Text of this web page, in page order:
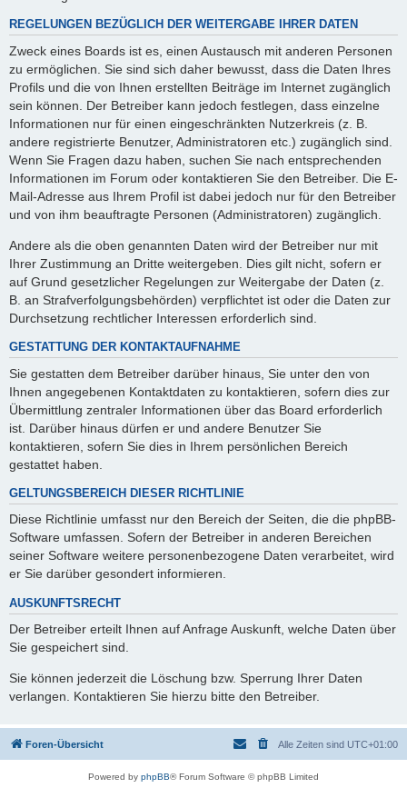
REGELUNGEN BEZÜGLICH DER WEITERGABE IHRER DATEN
Zweck eines Boards ist es, einen Austausch mit anderen Personen
zu ermöglichen. Sie sind sich daher bewusst, dass die Daten Ihres
Profils und die von Ihnen erstellten Beiträge im Internet zugänglich
sein können. Der Betreiber kann jedoch festlegen, dass einzelne
Informationen nur für einen eingeschränkten Nutzerkreis (z. B.
andere registrierte Benutzer, Administratoren etc.) zugänglich sind.
Wenn Sie Fragen dazu haben, suchen Sie nach entsprechenden
Informationen im Forum oder kontaktieren Sie den Betreiber. Die E-
Mail-Adresse aus Ihrem Profil ist dabei jedoch nur für den Betreiber
und von ihm beauftragte Personen (Administratoren) zugänglich.
Andere als die oben genannten Daten wird der Betreiber nur mit
Ihrer Zustimmung an Dritte weitergeben. Dies gilt nicht, sofern er
auf Grund gesetzlicher Regelungen zur Weitergabe der Daten (z.
B. an Strafverfolgungsbehörden) verpflichtet ist oder die Daten zur
Durchsetzung rechtlicher Interessen erforderlich sind.
GESTATTUNG DER KONTAKTAUFNAHME
Sie gestatten dem Betreiber darüber hinaus, Sie unter den von
Ihnen angegebenen Kontaktdaten zu kontaktieren, sofern dies zur
Übermittlung zentraler Informationen über das Board erforderlich
ist. Darüber hinaus dürfen er und andere Benutzer Sie
kontaktieren, sofern Sie dies in Ihrem persönlichen Bereich
gestattet haben.
GELTUNGSBEREICH DIESER RICHTLINIE
Diese Richtlinie umfasst nur den Bereich der Seiten, die die phpBB-
Software umfassen. Sofern der Betreiber in anderen Bereichen
seiner Software weitere personenbezogene Daten verarbeitet, wird
er Sie darüber gesondert informieren.
AUSKUNFTSRECHT
Der Betreiber erteilt Ihnen auf Anfrage Auskunft, welche Daten über
Sie gespeichert sind.
Sie können jederzeit die Löschung bzw. Sperrung Ihrer Daten
verlangen. Kontaktieren Sie hierzu bitte den Betreiber.
Foren-Übersicht Alle Zeiten sind UTC+01:00
Powered by phpBB® Forum Software © phpBB Limited